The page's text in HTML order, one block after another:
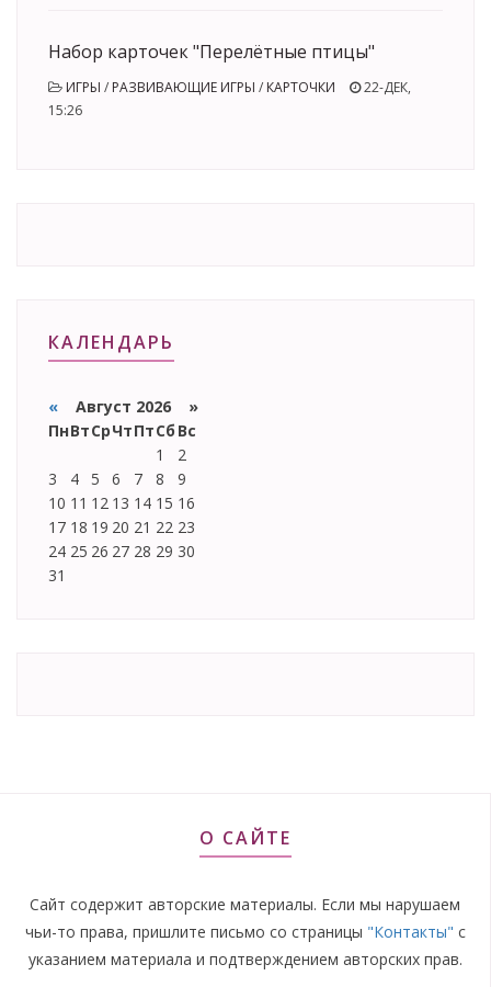
Набор карточек "Перелётные птицы"
ИГРЫ / РАЗВИВАЮЩИЕ ИГРЫ / КАРТОЧКИ
22-ДЕК,
15:26
КАЛЕНДАРЬ
« Август 2026 »
ПнВтСрЧтПтСб Вс
1
2
3
4 5 6 7 8
9
10 11 12 13 14 15 16
17 18 19 20 21 22 23
24 25 26 27 28 29 30
31
О САЙТЕ
Сайт содержит авторские материалы. Если мы нарушаем
чьи-то права, пришлите письмо со страницы "Контакты" с
указанием материала и подтверждением авторских прав.